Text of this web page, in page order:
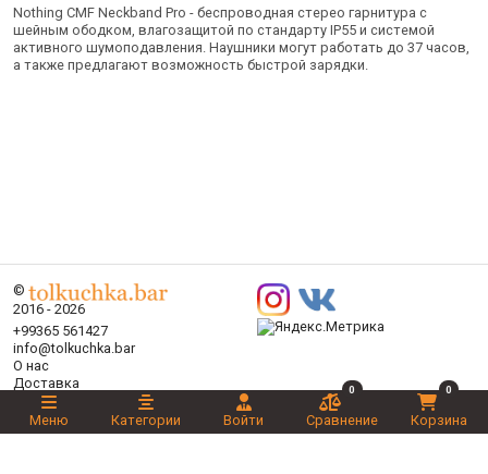
Nothing CMF Neckband Pro - беспроводная стерео гарнитура с
шейным ободком, влагозащитой по стандарту IP55 и системой
активного шумоподавления. Наушники могут работать до 37 часов,
а также предлагают возможность быстрой зарядки.
©
2016 - 2026
+99365 561427
info@tolkuchka.bar
О нас
Доставка
Статьи
Бренды
Меню Категории Войти
0
Сравнение
0
Корзина